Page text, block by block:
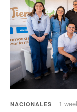
NACIONALES 1